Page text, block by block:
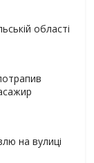
області
на вулиці